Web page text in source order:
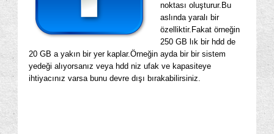
noktası oluşturur.Bu
aslında yaralı bir
özelliktir.Fakat örneğin
250 GB lık bir hdd de
20 GB a yakın bir yer kaplar.Örneğin ayda bir bir sistem
yedeği alıyorsanız veya hdd niz ufak ve kapasiteye
ihtiyacınız varsa bunu devre dışı bırakabilirsiniz.